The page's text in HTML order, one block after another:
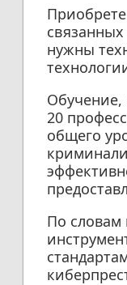
нужны
Обучение,
20
общего
По словам